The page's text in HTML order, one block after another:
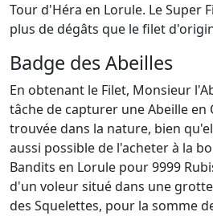
Tour d'Héra en Lorule. Le Super
plus de dégâts que le filet
Badge des Abeilles
En obtenant le Filet, Monsieur
tâche de capturer une Abeille en
trouvée dans la nature, bien
aussi possible de l'acheter à la
Bandits en Lorule pour 9999
d'un voleur situé dans une
des Squelettes, pour la somme